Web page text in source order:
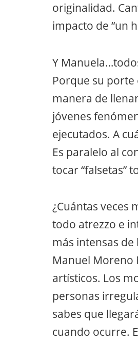
originalidad.
impacto de “un
Y
Porque su porte
manera de
jóvenes
ejecutados. A
Es paralelo al
tocar “falsetas”
¿Cuántas veces
todo atrezzo e
más intensas
Manuel Moreno
artísticos. Los
personas
sabes que
cuando ocurre.